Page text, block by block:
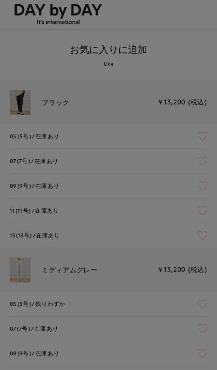
お気に入りに追加
Like
ブラック ￥13,200 (税込)
05(5号) 在庫あり
07(7号) 在庫あり
09(9号) 在庫あり
11(11号) 在庫あり
13(13号) 在庫あり
ミディアムグレー ￥13,200 (税込)
05(5号) 残りわずか
07(7号) 在庫あり
09(9号) 在庫あり